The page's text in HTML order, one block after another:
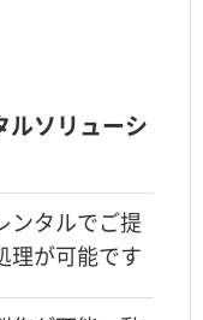
ルソリューシ
ンタルでご提
が可能です